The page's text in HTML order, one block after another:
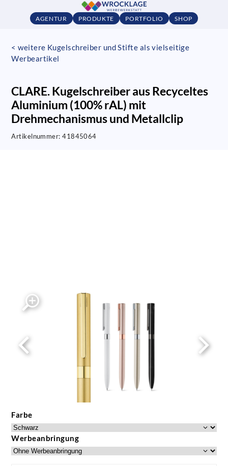
AGENTUR PRODUKTE PORTFOLIO SHOP
< weitere Kugelschreiber und Stifte als vielseitige
Werbeartikel
CLARE. Kugelschreiber aus Recyceltes
Aluminium (100% rAL) mit
Drehmechanismus und Metallclip
Artikelnummer:41845064
Farbe
Werbeanbringung